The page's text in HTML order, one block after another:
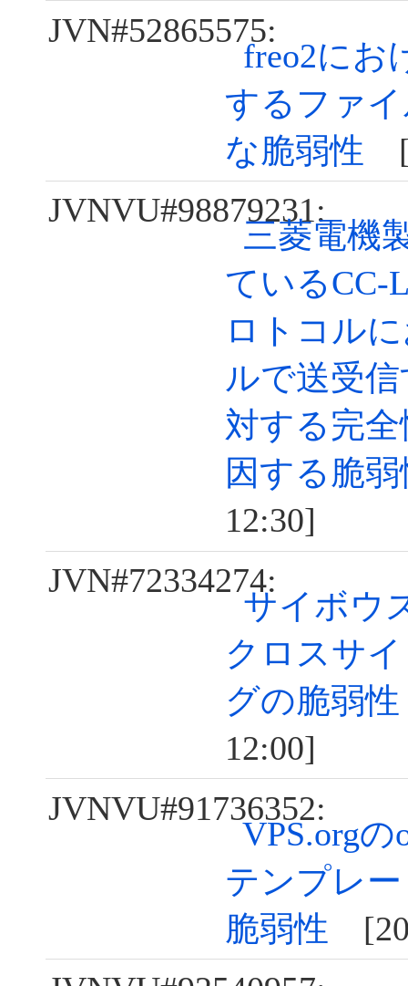
JVN#52865575:
freo2にお
するファ
な脆弱性
JVNVU#98879231:
三菱電機
ているCC-
ロトコル
ルで送受
対する完
因する脆弱
12:30]
JVN#72334274:
サイボウ
クロスサ
グの脆弱性
12:00]
JVNVU#91736352:
VPS.orgの
テンプレ
脆弱性